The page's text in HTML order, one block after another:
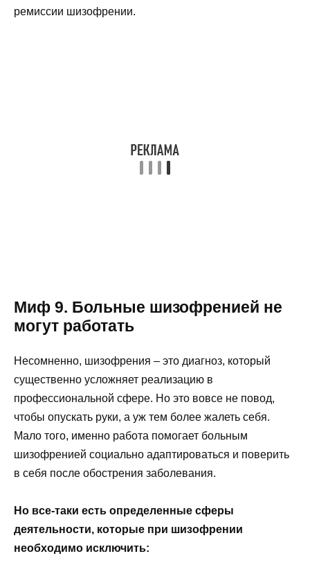
ремиссии шизофрении.
Миф 9. Больные шизофренией не
могут работать
Несомненно, шизофрения – это диагноз, который
существенно усложняет реализацию в
профессиональной сфере. Но это вовсе не повод,
чтобы опускать руки, а уж тем более жалеть себя.
Мало того, именно работа помогает больным
шизофренией социально адаптироваться и поверить
в себя после обострения заболевания.
Но все-таки есть определенные сферы
деятельности, которые при шизофрении
необходимо исключить: